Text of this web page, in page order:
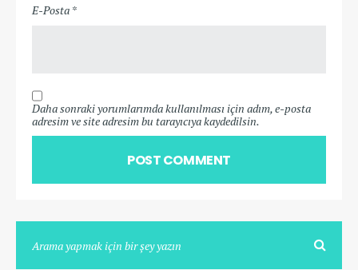
E-Posta *
Daha sonraki yorumlarımda kullanılması için adım, e-posta
adresim ve site adresim bu tarayıcıya kaydedilsin.